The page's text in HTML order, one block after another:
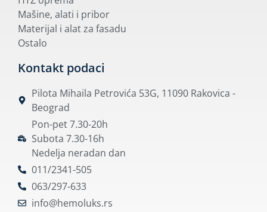
Mašine, alati i pribor
Materijal i alat za fasadu
Ostalo
Kontakt podaci
Pilota Mihaila Petrovića 53G, 11090 Rakovica -
Beograd
Pon-pet 7.30-20h
Subota 7.30-16h
Nedelja neradan dan
011/2341-505
063/297-633
info@hemoluks.rs